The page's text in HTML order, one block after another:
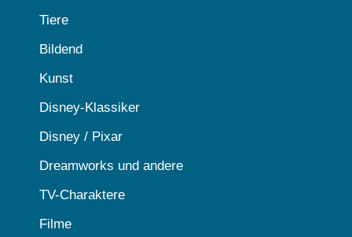
Tiere
Bildend
Kunst
Disney-Klassiker
Disney / Pixar
Dreamworks und andere
TV-Charaktere
Filme